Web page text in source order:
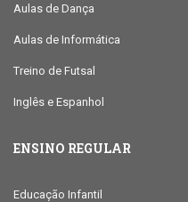
Aulas de Dança
Aulas de Informática
Treino de Futsal
Inglês e Espanhol
ENSINO REGULAR
Educação Infantil